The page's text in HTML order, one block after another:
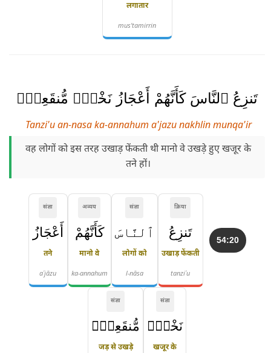
लगातार
mus'tamirrin
تَنزِعُ ٱلنَّاسَ كَأَنَّهُمْ أَعْجَازُ نَخْلٍۢ مُّنقَعِرٍۢ
Tanzi'u an-nasa ka-annahum a'jazu nakhlin munqa'ir
वह लोगों को इस तरह उखाड़ फेंकती थी मानो वे उखड़े हुए खजूर के
तने हों।
54:20
क्रिया
تَنزِعُ
उखाड़ फेंकती
tanziʿu
संज्ञा
ٱلنَّاسَ
लोगों को
l-nāsa
अव्यय
كَأَنَّهُمْ
मानो वे
ka-annahum
संज्ञा
أَعْجَازُ
तने
aʿjāzu
संज्ञा
نَخْلٍۢ
खजूर के
संज्ञा
مُّنقَعِرٍۢ
जड़ से उखड़े